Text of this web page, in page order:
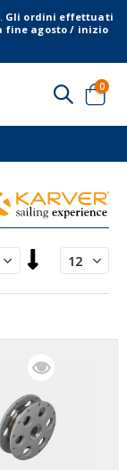
Gli ordini effettuati
fine agosto / inizio
Cart
0
la
direzione